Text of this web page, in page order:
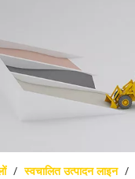
/ स्वचालित उत्पादन लाइन /